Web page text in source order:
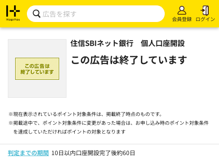
会員登録 ログイン
住信SBIネット銀行 個人口座開設
この広告は終了しています
※現在表示されているポイント対象条件は、掲載終了時点のものです。
※掲載途中で、ポイント対象条件に変更があった場合は、お申し込み時のポイント対象条件
を達成していただければポイントの対象となります
判定までの期間 10日以内口座開設完了後約60日